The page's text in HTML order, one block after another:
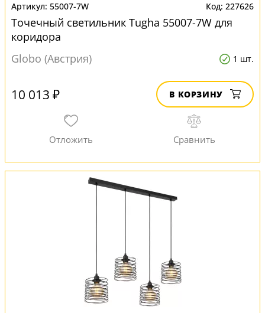
55007-7W 227626
Точечный светильник Tugha 55007-7W для
коридора
Globo (Австрия)
1 шт.
10 013 ₽ В КОРЗИНУ